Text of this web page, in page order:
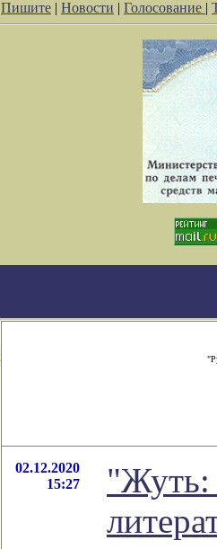
Пишите | Новости | Голосование |
02.12.2020
15:27
"Жуть: